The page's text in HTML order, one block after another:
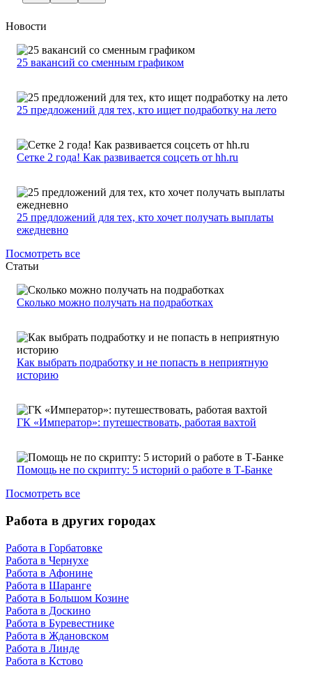
Новости
25 вакансий со сменным графиком
25 предложений для тех, кто ищет подработку на лето
Сетке 2 года! Как развивается соцсеть от hh.ru
25 предложений для тех, кто хочет получать выплаты
ежедневно
Посмотреть все
Статьи
Сколько можно получать на подработках
Как выбрать подработку и не попасть в неприятную
историю
ГК «Император»: путешествовать, работая вахтой
Помощь не по скрипту: 5 историй о работе в Т-Банке
Посмотреть все
Работа в других городах
Работа в Горбатовке
Работа в Чернухе
Работа в Афонине
Работа в Шаранге
Работа в Большом Козине
Работа в Доскино
Работа в Буревестнике
Работа в Ждановском
Работа в Линде
Работа в Кстово